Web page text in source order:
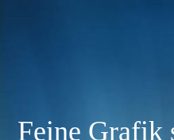
Feine Grafik